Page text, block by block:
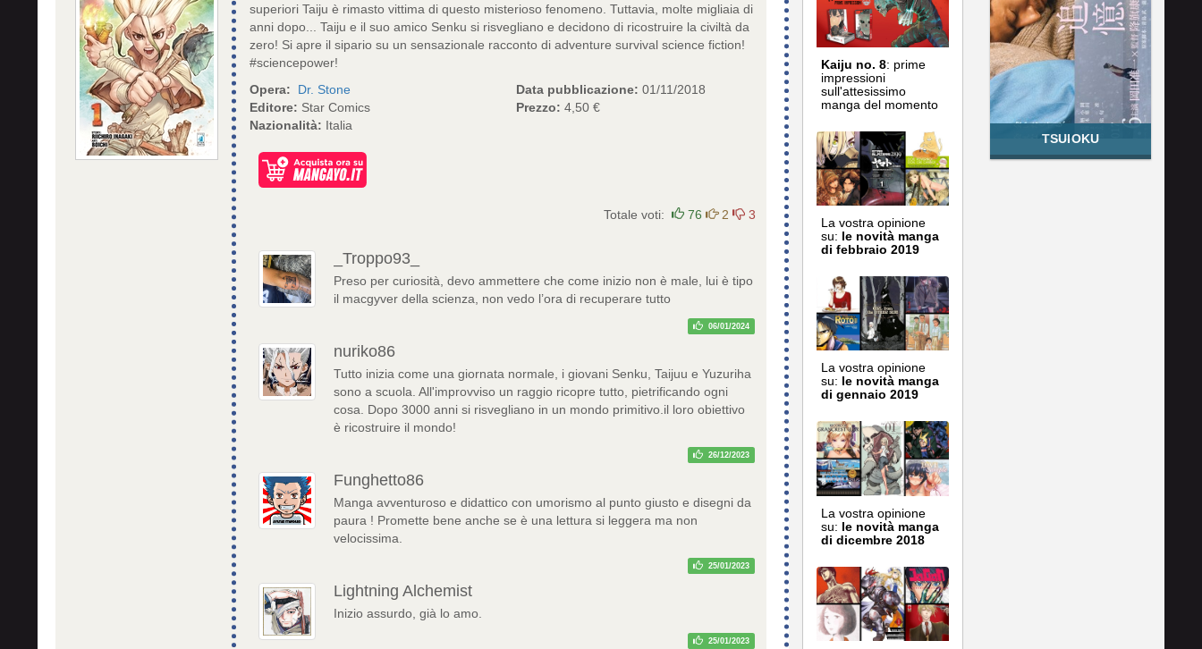
superiori Taiju è rimasto vittima di questo misterioso fenomeno. Tuttavia, molte migliaia di
anni dopo... Taiju e il suo amico Senku si risvegliano e decidono di ricostruire la civiltà da
zero! Si apre il sipario su un sensazionale racconto di adventure survival science fiction!
#sciencepower!
Opera:
Dr. Stone
Editore: Star Comics
Nazionalità: Italia
Data pubblicazione: 01/11/2018
Prezzo: 4,50 €
Totale voti: 76 2 3
_Troppo93_
Preso per curiosità, devo ammettere che come inizio non è male, lui è tipo
il macgyver della scienza, non vedo l’ora di recuperare tutto
06/01/2024
nuriko86
Tutto inizia come una giornata normale, i giovani Senku, Taijuu e Yuzuriha
sono a scuola. All'improvviso un raggio ricopre tutto, pietrificando ogni
cosa. Dopo 3000 anni si risvegliano in un mondo primitivo.il loro obiettivo
è ricostruire il mondo!
26/12/2023
Funghetto86
Manga avventuroso e didattico con umorismo al punto giusto e disegni da
paura ! Promette bene anche se è una lettura si leggera ma non
velocissima.
25/01/2023
Lightning Alchemist
Inizio assurdo, già lo amo.
25/01/2023
Kaiju no. 8: prime
impressioni
sull'attesissimo
manga del momento
La vostra opinione
su: le novità manga
di febbraio 2019
La vostra opinione
su: le novità manga
di gennaio 2019
La vostra opinione
su: le novità manga
di dicembre 2018
TSUIOKU